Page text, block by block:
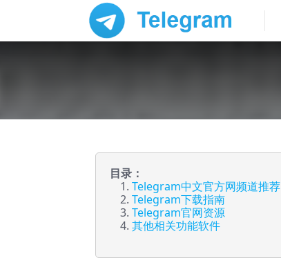
目录：
Telegram中文官方网频道推荐
Telegram下载指南
Telegram官网资源
其他相关功能软件